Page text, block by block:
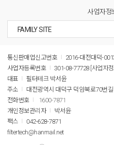
사업자정
통신판매업신고번호
2016-대전대덕-
사업자등록번호
301-08-77728 [사업자
대표
필터테크 박서윤
주소
대전광역시 대덕구 덕암북로70번
전화번호
1600-7871
개인정보관리자
박서윤
팩스
042-628-7871
filtertech@hanmail.net